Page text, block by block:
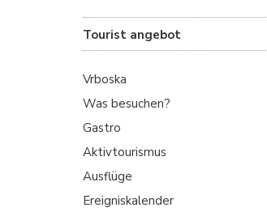
Tourist angebot
Vrboska
Was besuchen?
Gastro
Aktivtourismus
Ausflüge
Ereigniskalender